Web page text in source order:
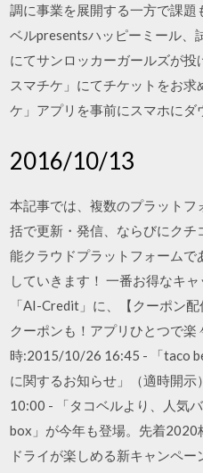
調に事業を展開する一方で課
ベルpresentsハッピーミール、
にてサンロッカーガールズが投
スマチケ」にてチケットをお
ケ」アプリを事前にスマホにダ
2016/10/13
本記事では、複数のプラット
括で更新・発信、ならびにク
能クラウドプラットフォームで
していきます！ 一番お得なキ
「AI-Credit」に、【クーポン
クーポンも！アプリひとつで楽
時:2015/10/26 16:45 - 「taco
に関するお知らせ」（適時開
10:00 - 「タコベルより、人気
box」が今年も登場。先着2020
ドライが楽しめる新キャンペ